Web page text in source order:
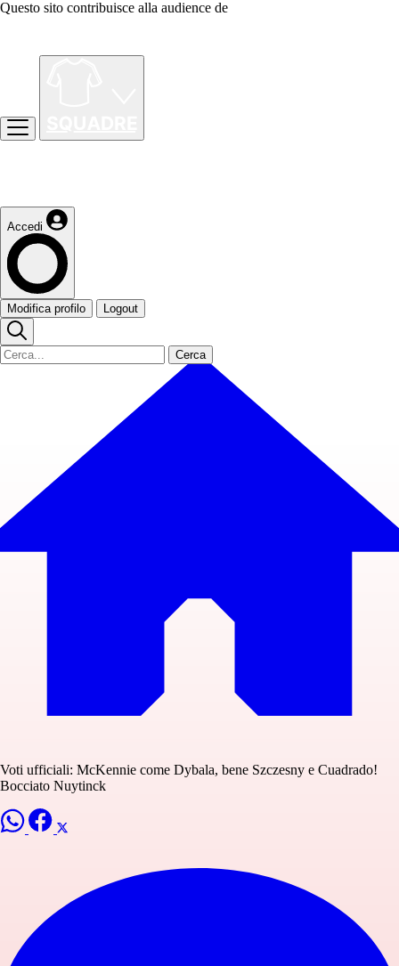
Questo sito contribuisce alla audience de
Accedi
Modifica profilo Logout
Cerca
Voti ufficiali: McKennie come Dybala, bene Szczesny e Cuadrado!
Bocciato Nuytinck